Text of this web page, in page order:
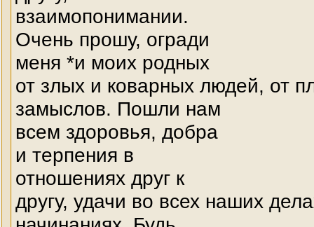
взаимопонимании.
Очень прошу, огради
меня *и моих родных
от злых и коварных людей, от
замыслов. Пошли нам
всем здоровья, добра
и терпения в
отношениях друг к
другу, удачи во всех наших